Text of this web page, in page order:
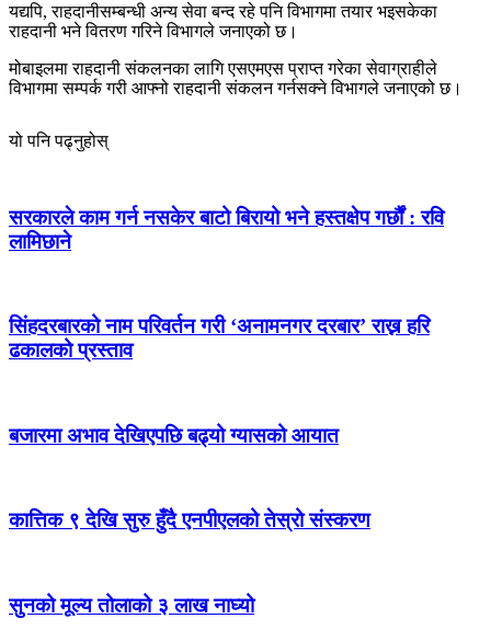
यद्यपि, राहदानीसम्बन्धी अन्य सेवा बन्द रहे पनि विभागमा तयार भइसकेका
राहदानी भने वितरण गरिने विभागले जनाएको छ।
मोबाइलमा राहदानी संकलनका लागि एसएमएस प्राप्त गरेका सेवाग्राहीले
विभागमा सम्पर्क गरी आफ्नो राहदानी संकलन गर्नसक्ने विभागले जनाएको छ।
यो पनि पढ्नुहोस्
सरकारले काम गर्न नसकेर बाटो बिरायो भने हस्तक्षेप गर्छौं : रवि
लामिछाने
सिंहदरबारको नाम परिवर्तन गरी ‘अनामनगर दरबार’ राख्न हरि
ढकालको प्रस्ताव
बजारमा अभाव देखिएपछि बढ्यो ग्यासको आयात
कात्तिक ९ देखि सुरु हुँदै एनपीएलको तेस्रो संस्करण
सुनको मूल्य तोलाको ३ लाख नाघ्यो